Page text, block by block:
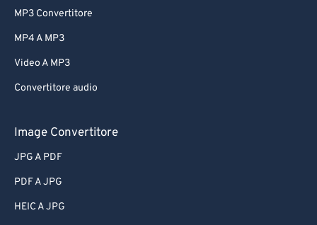
MP3 Convertitore
MP4 A MP3
Video A MP3
Convertitore audio
Image Convertitore
JPG A PDF
PDF A JPG
HEIC A JPG